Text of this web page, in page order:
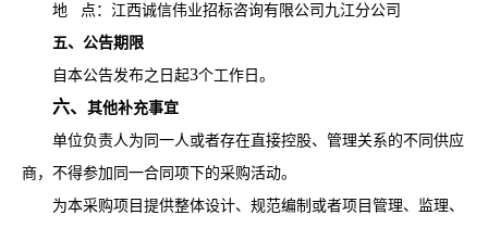
地
点：江西诚信伟业招标咨询有限公司九江分公司
五、公告期限
自本公告发布之日起3个工作日。
六、 其他补充事宜
单位负责人为同一人或者存在直接控股、管理关系的不同供应
商，不得参加同一合同项下的采购活动。
为本采购项目提供整体设计、规范编制或者项目管理、监理、